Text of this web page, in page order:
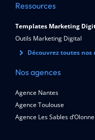
Ressources
Templates Marketing
Outils Marketing Digital
Découvrez toutes nos
Nos agences
Agence Nantes
Agence Toulouse
Agence Les Sables